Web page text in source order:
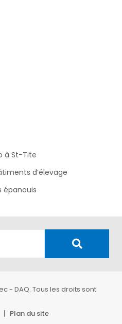
à St-Tite
d’élevage
épanouis
- DAQ. Tous les droits sont
Plan du site